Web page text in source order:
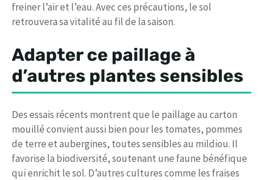
freiner l’air et l’eau. Avec ces précautions, le sol
retrouvera sa vitalité au fil de la saison.
Adapter ce paillage à
d’autres plantes sensibles
Des essais récents montrent que le paillage au carton
mouillé convient aussi bien pour les tomates, pommes
de terre et aubergines, toutes sensibles au mildiou. Il
favorise la biodiversité, soutenant une faune bénéfique
qui enrichit le sol. D’autres cultures comme les fraises